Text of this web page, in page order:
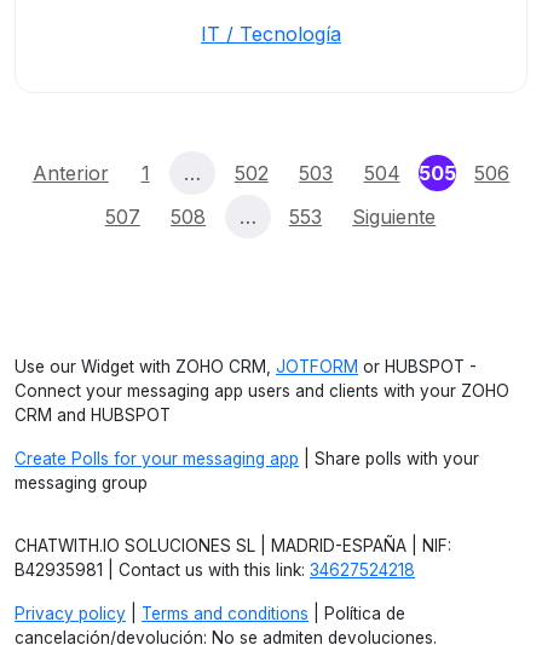
IT / Tecnología
Anterior 1 … 502 503 504 505(current)
506
507
508 … 553 Siguiente
Use our Widget with ZOHO CRM, JOTFORM or HUBSPOT -
Connect your messaging app users and clients with your ZOHO
CRM and HUBSPOT
Create Polls for your messaging app | Share polls with your
messaging group
CHATWITH.IO SOLUCIONES SL | MADRID-ESPAÑA | NIF:
B42935981 | Contact us with this link: 34627524218
Privacy policy Terms and conditions | Política de
cancelación/devolución: No se admiten devoluciones.